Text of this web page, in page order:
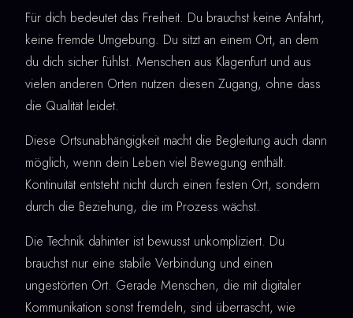
Für dich bedeutet das Freiheit. Du brauchst keine Anfahrt,
keine fremde Umgebung. Du sitzt an einem Ort, an dem
du dich sicher fühlst. Menschen aus Klagenfurt und aus
vielen anderen Orten nutzen diesen Zugang, ohne dass
die Qualität leidet.
Diese Ortsunabhängigkeit macht die Begleitung auch dann
möglich, wenn dein Leben viel Bewegung enthält.
Kontinuität entsteht nicht durch einen festen Ort, sondern
durch die Beziehung, die im Prozess wächst.
Die Technik dahinter ist bewusst unkompliziert. Du
brauchst nur eine stabile Verbindung und einen
ungestörten Ort. Gerade Menschen, die mit digitaler
Kommunikation sonst fremdeln, sind überrascht, wie